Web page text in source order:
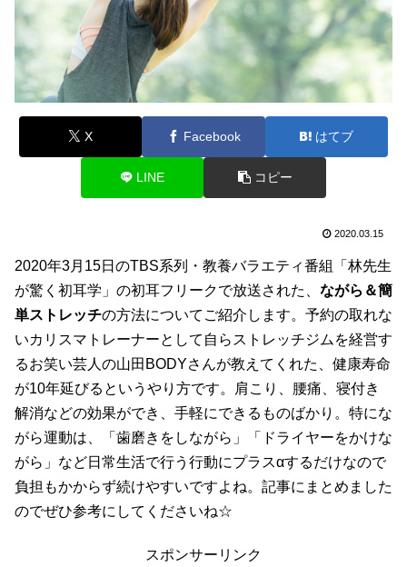
X Facebook はてブ
LINE コピー
2020.03.15
2020年3月15日のTBS系列・教養バラエティ番組「林先生
が驚く初耳学」の初耳フリークで放送された、 ながら＆簡
単ストレッチの方法についてご紹介します。予約の取れな
いカリスマトレーナーとして自らストレッチジムを経営す
るお笑い芸人の山田BODYさんが教えてくれた、健康寿命
が10年延びるというやり方です。肩こり、腰痛、寝付き
解消などの効果ができ、手軽にできるものばかり。特にな
がら運動は、「歯磨きをしながら」「ドライヤーをかけな
がら」など日常生活で行う行動にプラスαするだけなので
負担もかからず続けやすいですよね。記事にまとめました
のでぜひ参考にしてくださいね☆
スポンサーリンク